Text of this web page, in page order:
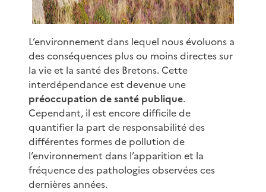
L’environnement dans lequel nous évoluons a
des conséquences plus ou moins directes sur
la vie et la santé des Bretons. Cette
interdépendance est devenue une
préoccupation de santé publique.
Cependant, il est encore difficile de
quantifier la part de responsabilité des
différentes formes de pollution de
l’environnement dans l’apparition et la
fréquence des pathologies observées ces
dernières années.